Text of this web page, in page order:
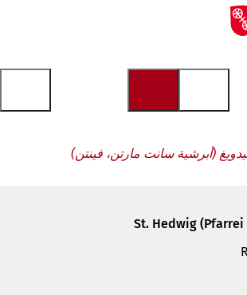
(أبرشية سانت مارتن، فينتن)
St. Hedwig